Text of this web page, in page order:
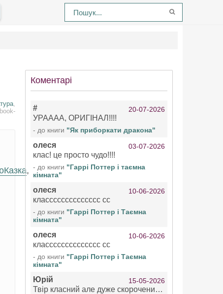
,
,
Коментарі
# 20-07-2026
УРАААА, ОРИГІНАЛ!!!!
- до книги "Як приборкати дракона"
олеся 03-07-2026
клас! це просто чудо!!!!
- до книги "Гаррі Поттер і таємна
кімната"
олеся 10-06-2026
класссссссссссссс сс
- до книги "Гаррі Поттер і Таємна
кімната"
олеся 10-06-2026
класссссссссссссс сс
- до книги "Гаррі Поттер і Таємна
кімната"
Юрій 15-05-2026
Твір класний але дуже скорочений якщо вже озвучуєте то бажано цілі твори